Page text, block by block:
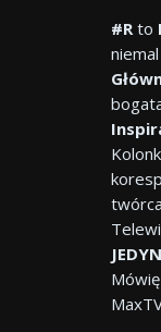
#Rto
Mówię